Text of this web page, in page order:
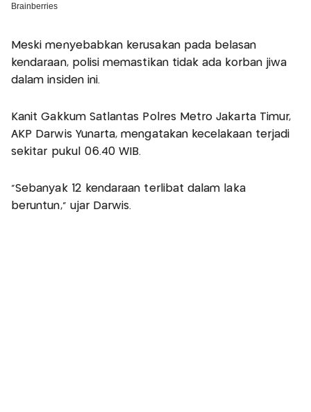
Meski menyebabkan kerusakan pada belasan
kendaraan, polisi memastikan tidak ada korban jiwa
dalam insiden ini.
Kanit Gakkum Satlantas Polres Metro Jakarta Timur,
AKP Darwis Yunarta, mengatakan kecelakaan terjadi
sekitar pukul 06.40 WIB.
“Sebanyak 12 kendaraan terlibat dalam laka
beruntun,” ujar Darwis.